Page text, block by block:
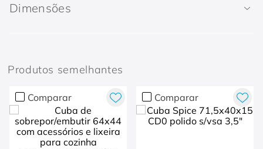
Dimensões
Produtos semelhantes
Comparar Comparar